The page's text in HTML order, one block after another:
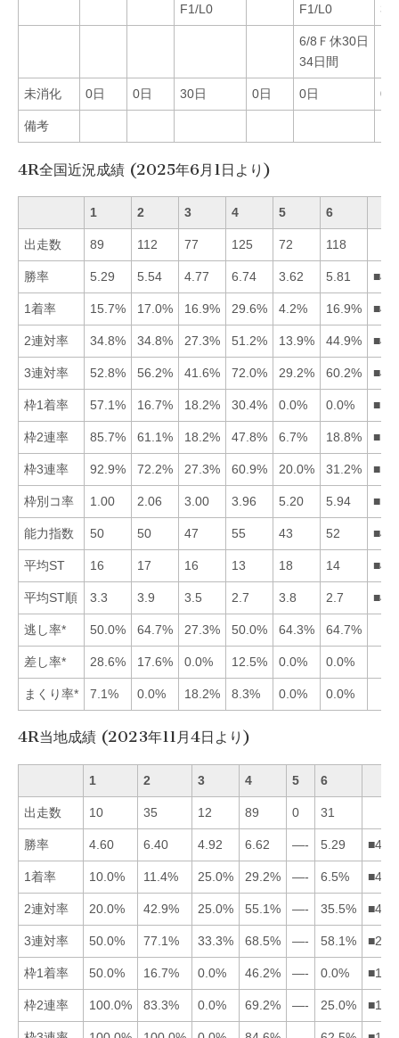
F1/L0
F1/L0
31
6/8Ｆ休30日
34日間
未消化 0日 0日 30日 0日 0日 0日
備考
4R全国近況成績 (2025年6月1日より)
1 2 3 4 5 6
出走数 89 112 77 125 72 118
勝率 5.29 5.54 4.77 6.74 3.62 5.81
1着率 15.7% 17.0% 16.9% 29.6% 4.2% 16.9%
2連対率 34.8% 34.8% 27.3% 51.2% 13.9% 44.9%
3連対率 52.8% 56.2% 41.6% 72.0% 29.2% 60.2%
枠1着率 57.1% 16.7% 18.2% 30.4% 0.0% 0.0%
枠2連率 85.7% 61.1% 18.2% 47.8% 6.7% 18.8%
枠3連率 92.9% 72.2% 27.3% 60.9% 20.0% 31.2%
枠別コ率 1.00 2.06 3.00 3.96 5.20 5.94
能力指数 50 50 47 55 43 52
平均ST 16 17 16 13 18 14
平均ST順 3.3 3.9 3.5 2.7 3.8 2.7
逃し率* 50.0% 64.7% 27.3% 50.0% 64.3% 64.7%
差し率* 28.6% 17.6% 0.0% 12.5% 0.0% 0.0%
まくり率* 7.1% 0.0% 18.2% 8.3% 0.0% 0.0%
4R当地成績 (2023年11月4日より)
1 2 3 4 5 6
出走数 10 35 12 89 0 31
勝率 4.60 6.40 4.92 6.62 —- 5.29
1着率 10.0% 11.4% 25.0% 29.2% —- 6.5%
2連対率 20.0% 42.9% 25.0% 55.1% —- 35.5%
3連対率 50.0% 77.1% 33.3% 68.5% —- 58.1%
枠1着率 50.0% 16.7% 0.0% 46.2% —- 0.0%
枠2連率 100.0% 83.3% 0.0% 69.2% —- 25.0%